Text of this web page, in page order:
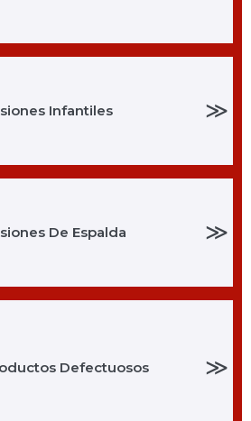
Infantiles ≫
De Espalda ≫
Defectuosos ≫